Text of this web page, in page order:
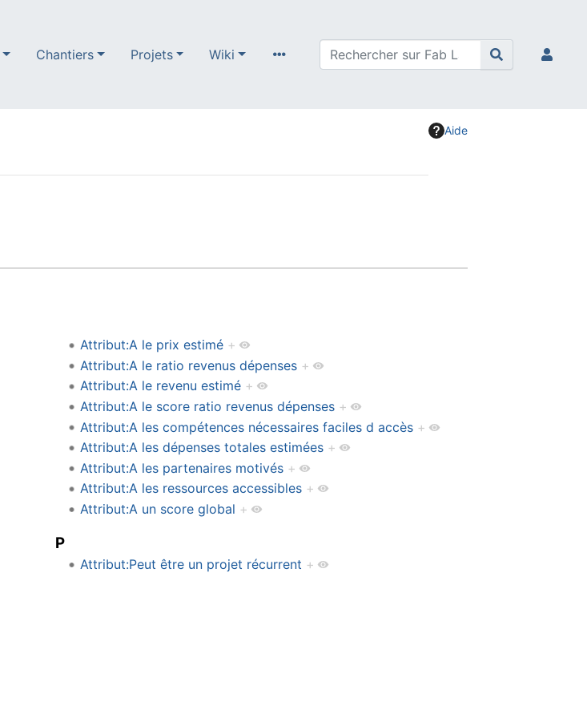
Chantiers Projets Wiki
Aide
Attribut:A le prix estimé +
Attribut:A le ratio revenus dépenses +
Attribut:A le revenu estimé +
Attribut:A le score ratio revenus dépenses +
Attribut:A les compétences nécessaires faciles d accès +
Attribut:A les dépenses totales estimées +
Attribut:A les partenaires motivés +
Attribut:A les ressources accessibles +
Attribut:A un score global +
P
Attribut:Peut être un projet récurrent +